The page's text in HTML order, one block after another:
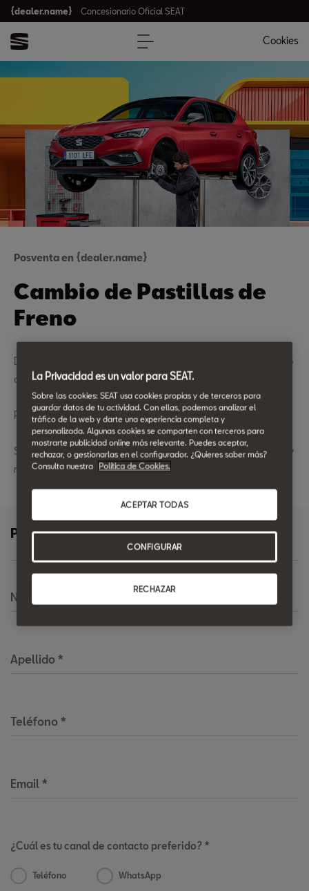
{dealer.name} Concesionario Oficial SEAT
Cookies
Posventa en {dealer.name}
Cambio de Pastillas de
Freno
Disfruta ahora de hasta un
en el cambio
de
pastillas de frenodelanteras
Para que nada te pare… 🛑 ¡salvo tus frenos! 🛑
Se recomienda revisar frenos en cada cambio de neumáticos, y
renovarlos cuando al frenar detectes anomalias.
Pide más información
Nombre
Apellido *
Teléfono *
Email *
¿Cuál es tu canal de contacto preferido? *
Teléfono WhatsApp
La Privacidad es un valor para SEAT.
Sobre las cookies: SEAT usa cookies propias y de terceros para
guardar datos de tu actividad. Con ellas, podemos analizar el
tráfico de la web y darte una experiencia completa y
personalizada. Algunas cookies se comparten con terceros para
mostrarte publicidad online más relevante. Puedes aceptar,
rechazar, o gestionarlas en el configurador. ¿Quieres saber más?
Consulta nuestra
Política de Cookies.
RECHAZAR
ACEPTAR TODAS
CONFIGURAR